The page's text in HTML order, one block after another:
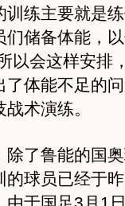
训练主要就是
们储备体能，
以会这样安排
了体能不足的
术演练。
鲁能的国奥
的球员已经于